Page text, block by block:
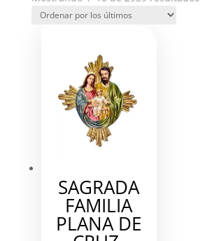
SAGRADA
FAMILIA
PLANA DE